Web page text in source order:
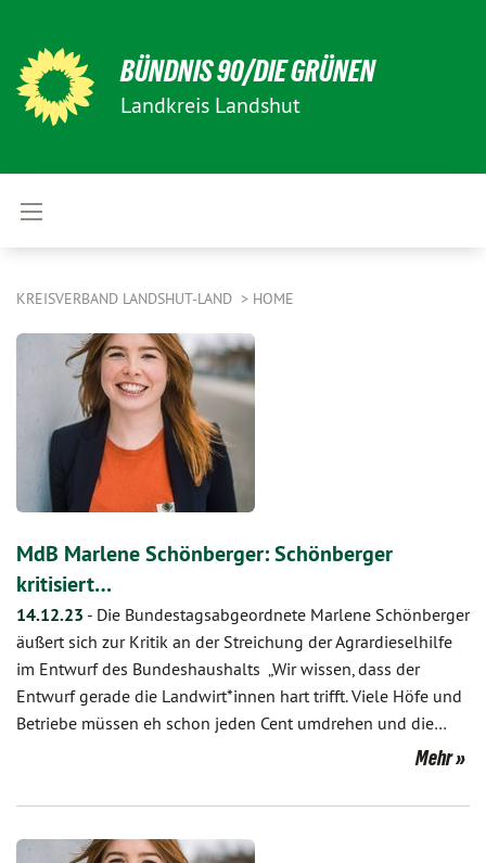
BÜNDNIS 90/DIE GRÜNEN
Landkreis Landshut
KREISVERBAND LANDSHUT-LAND HOME
MdB Marlene Schönberger: Schönberger
kritisiert…
14.12.23 - Die Bundestagsabgeordnete Marlene Schönberger
äußert sich zur Kritik an der Streichung der Agrardieselhilfe
im Entwurf des Bundeshaushalts „Wir wissen, dass der
Entwurf gerade die Landwirt*innen hart trifft. Viele Höfe und
Betriebe müssen eh schon jeden Cent umdrehen und die…
Mehr